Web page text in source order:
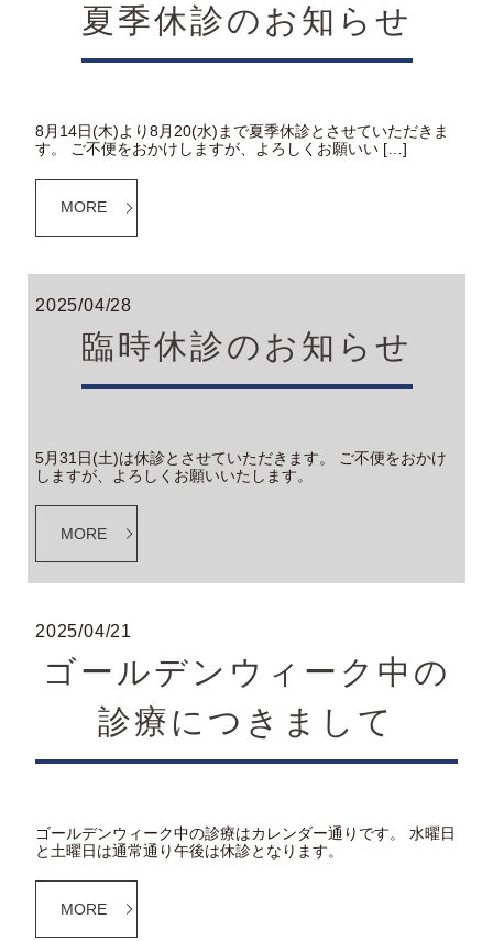
夏季休診のお知らせ
8月14日(木)より8月20(水)まで夏季休診とさせていただきま
す。 ご不便をおかけしますが、よろしくお願いい […]
MORE
2025/04/28
臨時休診のお知らせ
5月31日(土)は休診とさせていただきます。 ご不便をおかけ
しますが、よろしくお願いいたします。
MORE
2025/04/21
ゴールデンウィーク中の
診療につきまして
ゴールデンウィーク中の診療はカレンダー通りです。 水曜日
と土曜日は通常通り午後は休診となります。
MORE